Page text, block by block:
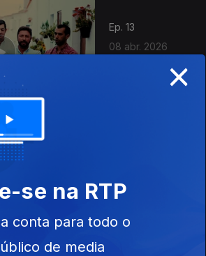
Ep. 13
08 abr. 2026
Música em
×
se na RTP
conta para todo o
de media